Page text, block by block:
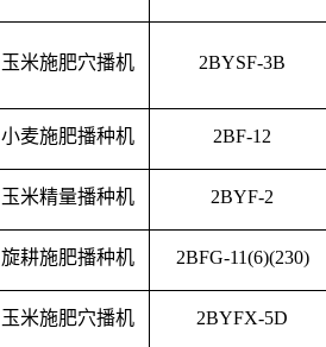
玉米施肥穴播机 2BYSF-3B
小麦施肥播种机 2BF-12
玉米精量播种机 2BYF-2
旋耕施肥播种机 2BFG-11(6)(230)
玉米施肥穴播机 2BYFX-5D